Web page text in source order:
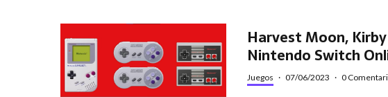
Harvest Moon,
Nintendo Switch
Juegos · 07/06/2023 · 0